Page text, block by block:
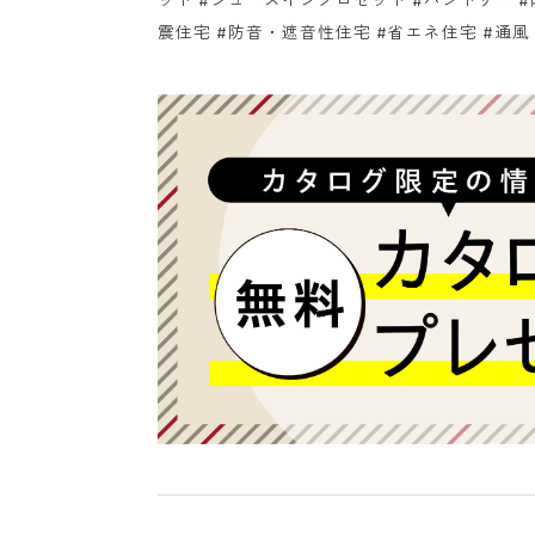
震住宅 #防音・遮音性住宅 #省エネ住宅 #通風